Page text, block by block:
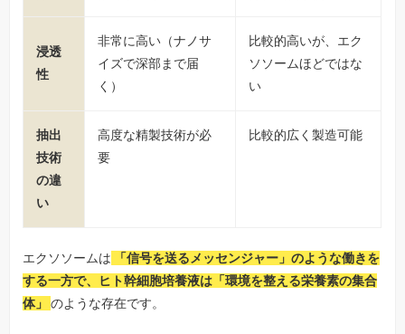
浸透
性
非常に高い（ナノサ
イズで深部まで届
く）
比較的高いが、エク
ソソームほどではな
い
抽出
技術
の違
い
高度な精製技術が必
要
比較的広く製造可能
エクソソームは
「信号を送るメッセンジャー」のような働きを
する一方で、ヒト幹細胞培養液は「環境を整える栄養素の集合
体」
のような存在です。